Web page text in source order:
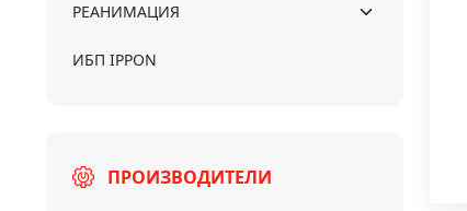
РЕАНИМАЦИЯ
ИБП IPPON
ПРОИЗВОДИТЕЛИ